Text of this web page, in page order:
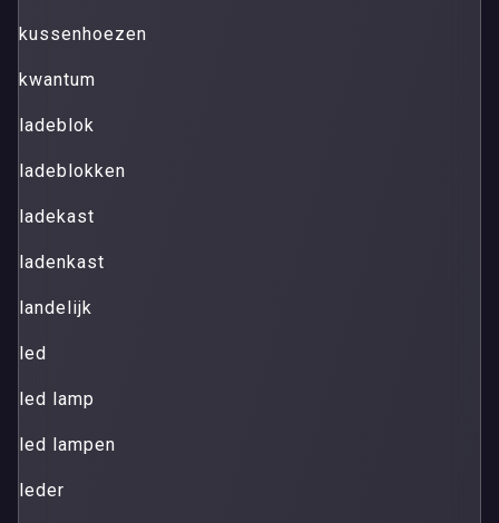
kussenhoezen
kwantum
ladeblok
ladeblokken
ladekast
ladenkast
landelijk
led
led lamp
led lampen
leder